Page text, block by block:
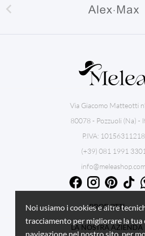
Noi usiamo i cookies e altre
tracciamento per migliorare la tua
navigazione nel nostro sito, per

Via Giacomo Matteotti
80078 - Pozzuoli (Na) -
P.IVA: 10156311218
(+39) 081 1991 3301
info@meleashop.com
PRODOTTI
LA NOSTRA AZIENDA